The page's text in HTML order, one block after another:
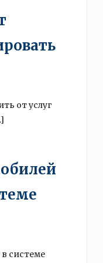
от услуг
системе